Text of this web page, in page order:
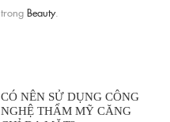
trong Beauty.
CÓ NÊN SỬ DỤNG CÔNG
NGHỆ THẨM MỸ CĂNG